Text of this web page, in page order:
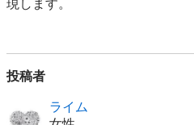
現します。
投稿者
ライム